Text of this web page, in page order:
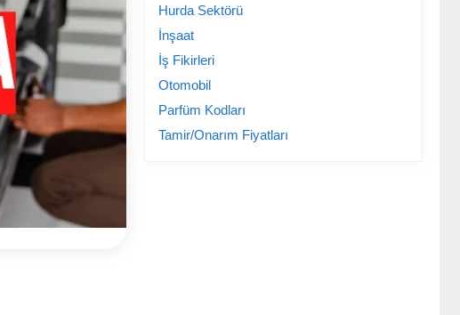
Hurda Sektörü
İnşaat
İş Fikirleri
Otomobil
Parfüm Kodları
Tamir/Onarım Fiyatları